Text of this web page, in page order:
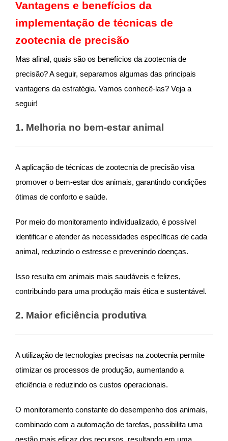
Vantagens e benefícios da
implementação de técnicas de
zootecnia de precisão
Mas afinal, quais são os benefícios da zootecnia de
precisão? A seguir, separamos algumas das principais
vantagens da estratégia. Vamos conhecê-las? Veja a
seguir!
1. Melhoria no bem-estar animal
A aplicação de técnicas de zootecnia de precisão visa
promover o bem-estar dos animais, garantindo condições
ótimas de conforto e saúde.
Por meio do monitoramento individualizado, é possível
identificar e atender às necessidades específicas de cada
animal, reduzindo o estresse e prevenindo doenças.
Isso resulta em animais mais saudáveis e felizes,
contribuindo para uma produção mais ética e sustentável.
2. Maior eficiência produtiva
A utilização de tecnologias precisas na zootecnia permite
otimizar os processos de produção, aumentando a
eficiência e reduzindo os custos operacionais.
O monitoramento constante do desempenho dos animais,
combinado com a automação de tarefas, possibilita uma